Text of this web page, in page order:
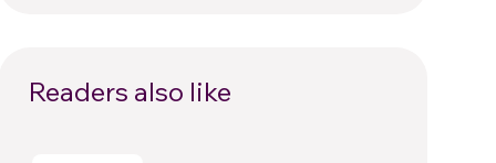
Readers also like